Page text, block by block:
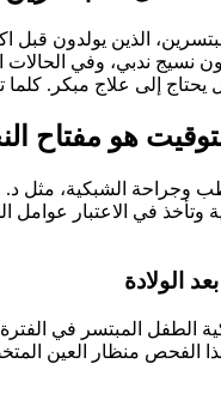
الذين يولدون قبل
نسيج ندبي، وفي
يحتاج إلى علاج مبكر.
هو مفتاح
وجراحة الشبكية، مثل د.
وتأخذ في الاعتبار
الولادة
الطفل المبتسر في